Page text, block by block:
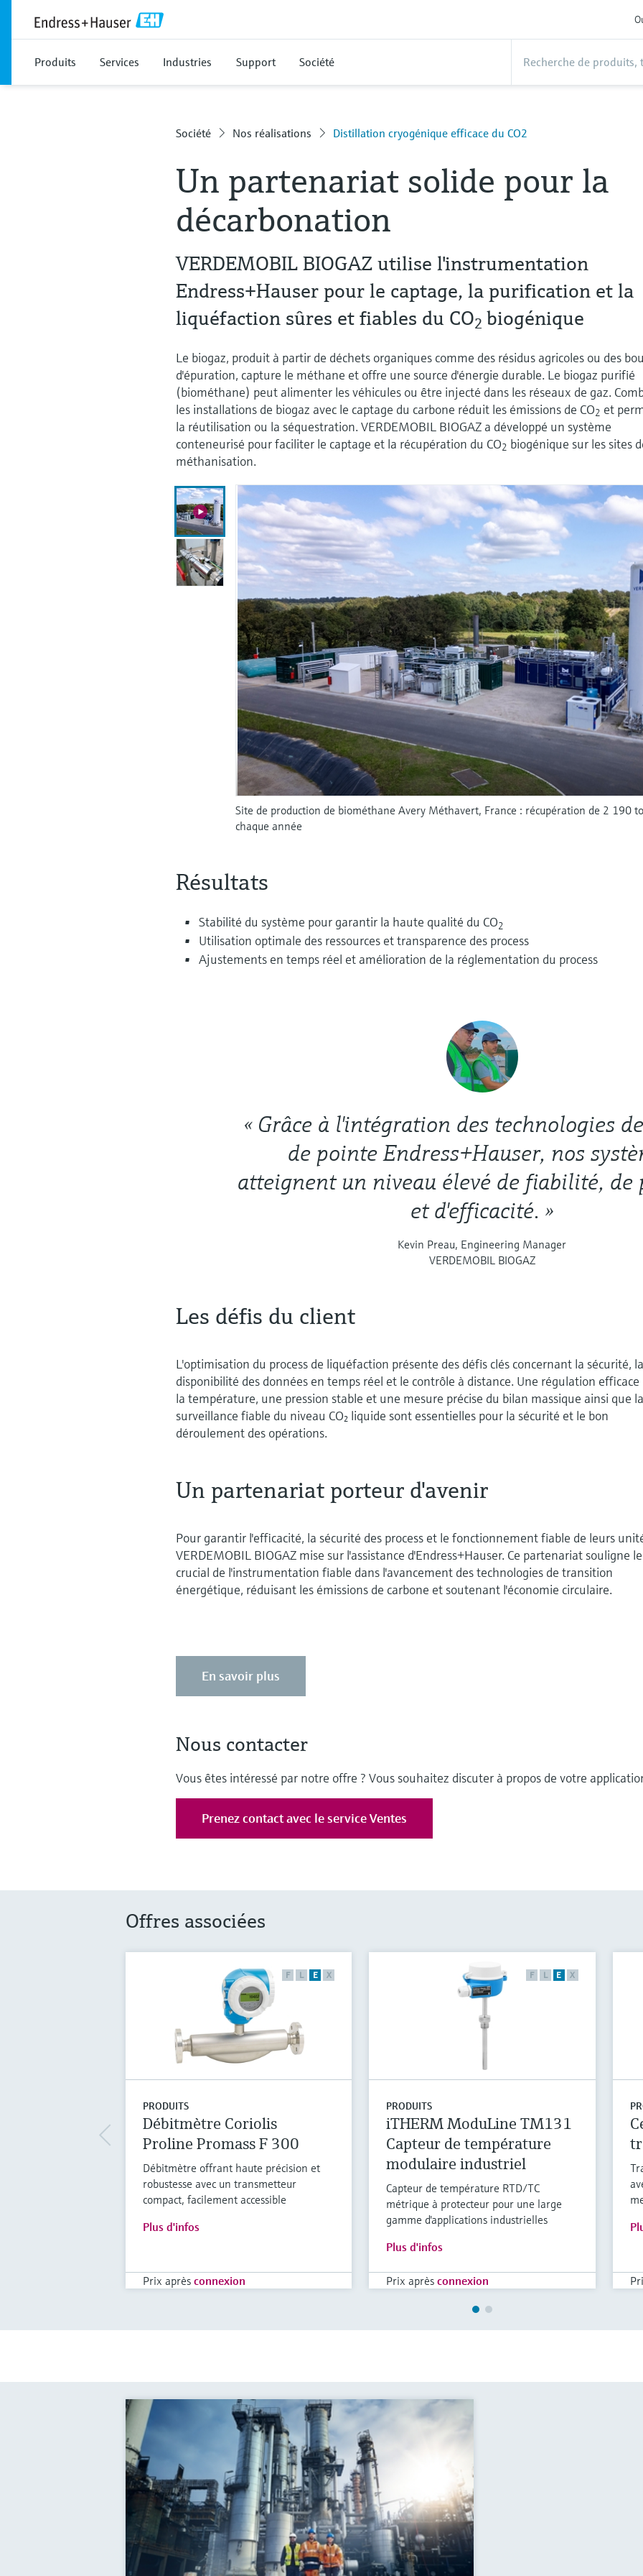
Produits Services Industries Support Société
Société Nos réalisations Distillation cryogénique efficace du CO2
Un partenariat solide pour la
décarbonation
VERDEMOBIL BIOGAZ utilise l'instrumentation
Endress+Hauser pour le captage, la purification et la
liquéfaction sûres et fiables du CO2 biogénique
Le biogaz, produit à partir de déchets organiques comme des résidus agricoles ou des
d'épuration, capture le méthane et offre une source d'énergie durable. Le biogaz purifié
(biométhane) peut alimenter les véhicules ou être injecté dans les réseaux de gaz.
les installations de biogaz avec le captage du carbone réduit les émissions de CO2 et
la réutilisation ou la séquestration. VERDEMOBIL BIOGAZ a développé un système
conteneurisé pour faciliter le captage et la récupération du CO2 biogénique sur les sites
méthanisation.
Site de production de biométhane Avery Méthavert, France : récupération de 2 190
chaque année
Résultats
Stabilité du système pour garantir la haute qualité du CO2
Utilisation optimale des ressources et transparence des process
Ajustements en temps réel et amélioration de la réglementation du process
« Grâce à l'intégration des technologies
de pointe Endress+Hauser, nos
atteignent un niveau élevé de fiabilité, de
et d'efficacité. »
Kevin Preau, Engineering Manager
VERDEMOBIL BIOGAZ
Les défis du client
L'optimisation du process de liquéfaction présente des défis clés concernant la sécurité,
disponibilité des données en temps réel et le contrôle à distance. Une régulation efficace
la température, une pression stable et une mesure précise du bilan massique ainsi que
surveillance fiable du niveau CO₂ liquide sont essentielles pour la sécurité et le bon
déroulement des opérations.
Un partenariat porteur d'avenir
Pour garantir l'efficacité, la sécurité des process et le fonctionnement fiable de leurs
VERDEMOBIL BIOGAZ mise sur l'assistance d'Endress+Hauser. Ce partenariat souligne
crucial de l'instrumentation fiable dans l'avancement des technologies de transition
énergétique, réduisant les émissions de carbone et soutenant l'économie circulaire.
En savoir plus
Nous contacter
Vous êtes intéressé par notre offre ? Vous souhaitez discuter à propos de votre
Prenez contact avec le service Ventes
Offres associées
F L E X
PRODUITS
Débitmètre Coriolis
Proline Promass F 300
Débitmètre offrant haute précision et
robustesse avec un transmetteur
compact, facilement accessible
Plus d'infos
Prix après connexion
F L E X
PRODUITS
iTHERM ModuLine TM131
Capteur de température
modulaire industriel
Capteur de température RTD/TC
métrique à protecteur pour une large
gamme d'applications industrielles
Plus d'infos
Prix après connexion